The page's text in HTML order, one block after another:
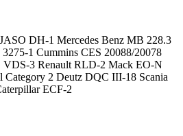
DH-1 Mercedes Benz MB 228.3
1 Cummins CES 20088/20078
3 Renault RLD-2 Mack EO-N
2 Deutz DQC III-18 Scania
ECF-2